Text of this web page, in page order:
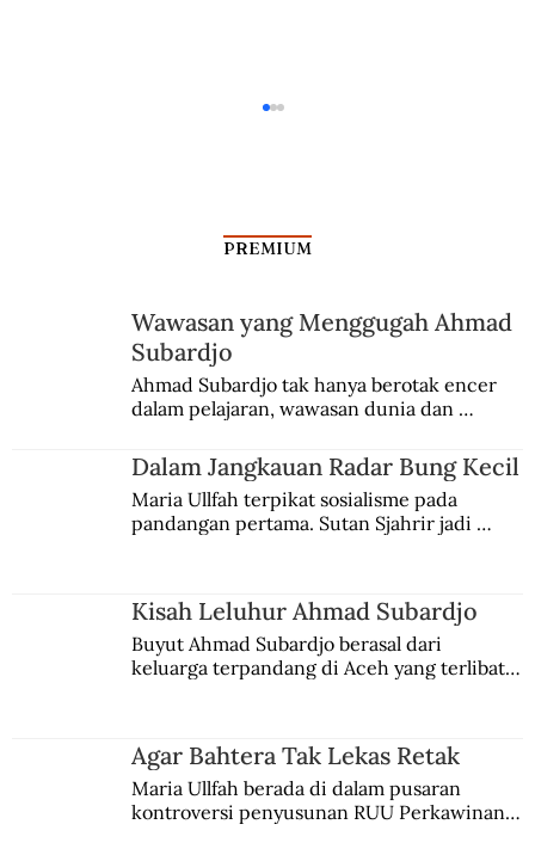
Mengenang Dwitunggal Pembaharu Tari
Sunda
PREMIUM
Wawasan yang Menggugah Ahmad
Subardjo
Ahmad Subardjo tak hanya berotak encer
dalam pelajaran, wawasan dunia dan
Jules Verne, Multatuli, hingga Sun Yat-sen.
Dalam Jangkauan Radar Bung Kecil
Maria Ullfah terpikat sosialisme pada
pandangan pertama. Sutan Sjahrir jadi
Kisah Leluhur Ahmad Subardjo
Buyut Ahmad Subardjo berasal dari
keluarga terpandang di Aceh yang terlibat
Agar Bahtera Tak Lekas Retak
Maria Ullfah berada di dalam pusaran
kontroversi penyusunan RUU Perkawinan.